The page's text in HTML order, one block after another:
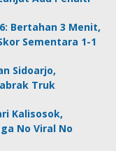
Bertahan 3 Menit,
Sementara 1-1
Sidoarjo,
Truk
Kalisosok,
No Viral No